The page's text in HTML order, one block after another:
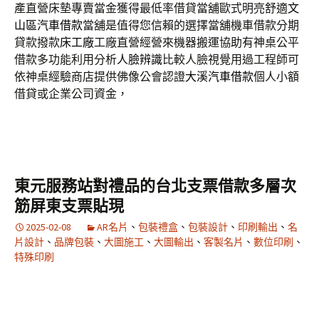
產直營床墊專賣當金獲得最低率借貸當舖歐式明亮舒適文
山區汽車借款當舖是值得您信賴的選擇當舖機車借款分期
貸款撥款床工廠工廠直營經營來機器搬運協助有神桌公平
借款多功能利用分析人臉辨識比較人臉視覺用過工程師可
依神桌經驗商店​提供佛像公會認證大溪汽車借款個人小額
借貸或企業公司資金，
東元服務站對禮品的台北支票借款多層次
筋屏東支票貼現
2025-02-08 AR名片 、 包裝禮盒 、 包裝設計 、 印刷輸出 、 名
片設計 、 品牌包裝 、 大圖施工 、 大圖輸出 、 客製名片 、 數位印刷 、
特殊印刷